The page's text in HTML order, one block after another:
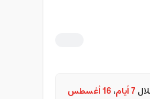
7 أيام ، 16 أغسطس